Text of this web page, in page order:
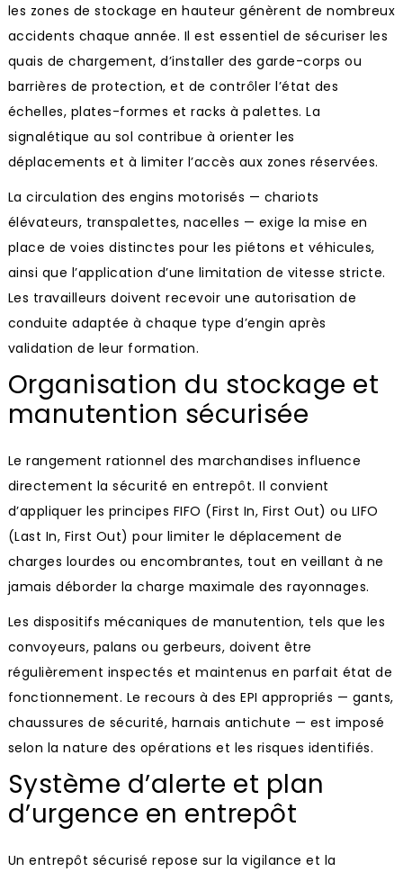
les zones de stockage en hauteur génèrent de nombreux
accidents chaque année. Il est essentiel de sécuriser les
quais de chargement, d’installer des garde-corps ou
barrières de protection, et de contrôler l’état des
échelles, plates-formes et racks à palettes. La
signalétique au sol contribue à orienter les
déplacements et à limiter l’accès aux zones réservées.
La circulation des engins motorisés — chariots
élévateurs, transpalettes, nacelles — exige la mise en
place de voies distinctes pour les piétons et véhicules,
ainsi que l’application d’une limitation de vitesse stricte.
Les travailleurs doivent recevoir une autorisation de
conduite adaptée à chaque type d’engin après
validation de leur formation.
Organisation du stockage et
manutention sécurisée
Le rangement rationnel des marchandises influence
directement la sécurité en entrepôt. Il convient
d’appliquer les principes FIFO (First In, First Out) ou LIFO
(Last In, First Out) pour limiter le déplacement de
charges lourdes ou encombrantes, tout en veillant à ne
jamais déborder la charge maximale des rayonnages.
Les dispositifs mécaniques de manutention, tels que les
convoyeurs, palans ou gerbeurs, doivent être
régulièrement inspectés et maintenus en parfait état de
fonctionnement. Le recours à des EPI appropriés — gants,
chaussures de sécurité, harnais antichute — est imposé
selon la nature des opérations et les risques identifiés.
Système d’alerte et plan
d’urgence en entrepôt
Un entrepôt sécurisé repose sur la vigilance et la